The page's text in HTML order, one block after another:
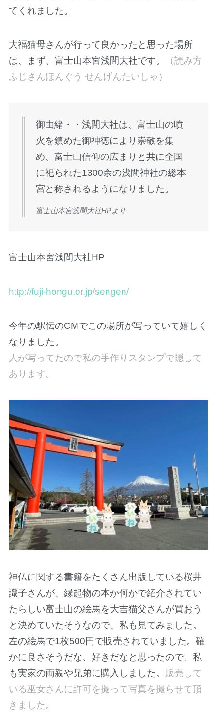
てくれました。
大福猫母さんが行って良かったと思った場所
は、まず、富士山本宮浅間大社です。
（読み方
ふじさんほんぐう せんげんたいしゃ）
御由緒・・浅間大社は、富士山の噴
火を鎮めた御神徳により崇敬を集
め、富士山信仰の広まりと共に全国
に祀られた1300余の浅間神社の総本
宮と称されるようになりました。
富士山本宮浅間大社HPより
富士山本宮浅間大社HP
http://fuji-hongu.or.jp/sengen/
今年の駅伝のCMでこの場所が写っていて嬉しく
なりました。
人が写ってたので私の手作りスタンプで隠して
あります。
神仏に関する書籍をたくさん出版している桜井
識子さんが、縁起物の本か何かで紹介されてい
たらしい富士山の絵馬を大吉猫父さんが買おう
と決めていたそうなので、私も見てみました。
左の絵馬で1枚500円で販売されていました。確
かに良さそうだな、好きだなと思ったので、私
も実家の両親や兄弟に購入しました。 販売して
いる巫女さんに許可を撮って写真を撮らせて頂
きました。